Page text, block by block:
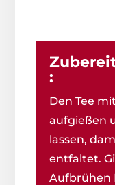
:
Den Tee
aufgießen
lassen,
entfaltet.
Aufbrühen